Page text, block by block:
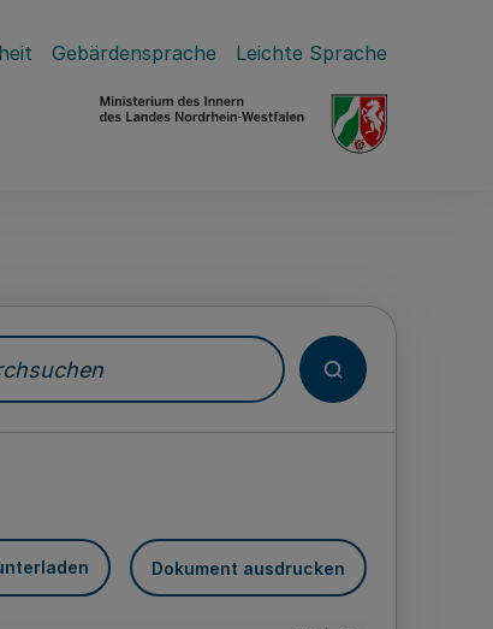
Gebärdensprache Leichte Sprache
Dokument ausdrucken